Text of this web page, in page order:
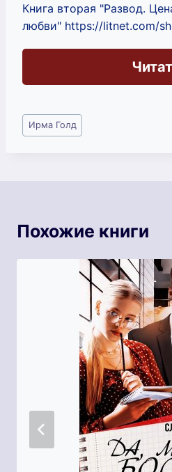
Книга вторая "Развод.
любви" https://litnet.com/
Метки
записи:
Ирма Голд
Похожие книги